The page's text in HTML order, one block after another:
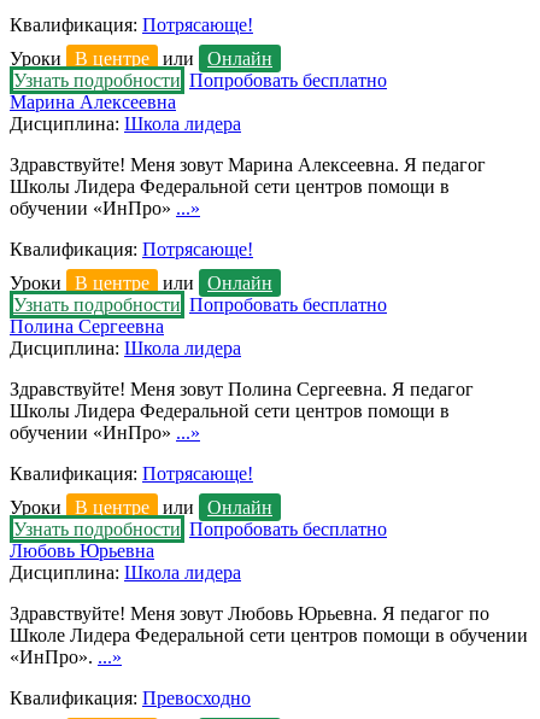
Квалификация: Потрясающе!
Уроки
В центре или
Онлайн
Узнать подробности Попробовать бесплатно
Марина Алексеевна
Дисциплина: Школа лидера
Здравствуйте! Меня зовут Марина Алексеевна. Я педагог
Школы Лидера Федеральной сети центров помощи в
обучении «ИнПро» ...»
Квалификация: Потрясающе!
Уроки
В центре или
Онлайн
Узнать подробности Попробовать бесплатно
Полина Сергеевна
Дисциплина: Школа лидера
Здравствуйте! Меня зовут Полина Сергеевна. Я педагог
Школы Лидера Федеральной сети центров помощи в
обучении «ИнПро» ...»
Квалификация: Потрясающе!
Уроки
В центре или
Онлайн
Узнать подробности Попробовать бесплатно
Любовь Юрьевна
Дисциплина: Школа лидера
Здравствуйте! Меня зовут Любовь Юрьевна. Я педагог по
Школе Лидера Федеральной сети центров помощи в обучении
«ИнПро». ...»
Квалификация: Превосходно